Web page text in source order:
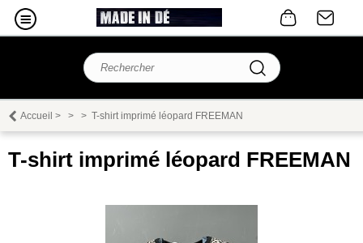
Accueil > > > T-shirt imprimé léopard FREEMAN
T-shirt imprimé léopard FREEMAN